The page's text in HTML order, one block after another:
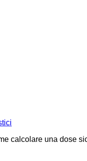
calcolare una dose